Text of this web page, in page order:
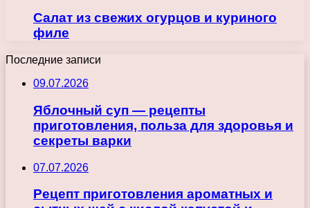
Салат из свежих огурцов и куриного
филе
Последние записи
09.07.2026
Яблочный суп — рецепты
приготовления, польза для здоровья и
секреты варки
07.07.2026
Рецепт приготовления ароматных и